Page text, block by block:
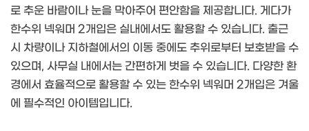
로 추운 바람이나 눈을 막아주어 편안함을 제공합니다. 게다가
한수위 넥워머 2개입은 실내에서도 활용할 수 있습니다. 출근
시 차량이나 지하철에서의 이동 중에도 추위로부터 보호받을 수
있으며, 사무실 내에서는 간편하게 벗을 수 있습니다. 다양한 환
경에서 효율적으로 활용할 수 있는 한수위 넥워머 2개입은 겨울
에 필수적인 아이템입니다.